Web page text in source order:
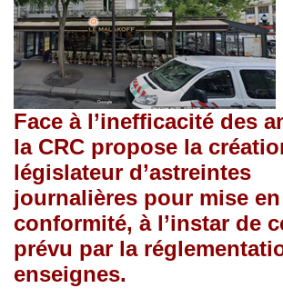
Face à l’inefficacité des
la CRC propose la
législateur d’astreintes
journalières pour mise en
conformité, à l’instar de
prévu par la
enseignes.